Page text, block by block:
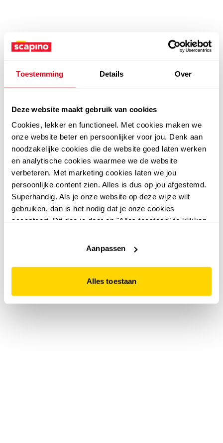
Toestemming Details Over
Deze website maakt gebruik van cookies
Cookies, lekker en functioneel. Met cookies maken we
onze website beter en persoonlijker voor jou. Denk aan
noodzakelijke cookies die de website goed laten werken
en analytische cookies waarmee we de website
verbeteren. Met marketing cookies laten we jou
persoonlijke content zien. Alles is dus op jou afgestemd.
Superhandig. Als je onze website op deze wijze wilt
gebruiken, dan is het nodig dat je onze cookies
accepteert. Dit doe je door op "Alles toestaan" te klikken.
website niet optimaal functioneert.
Aanpassen
Alles toestaan